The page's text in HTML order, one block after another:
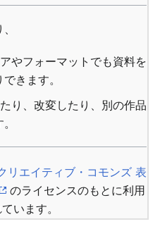
やフォーマットでも資料を
きます。
り、改変したり、別の作品
リエイティブ・コモンズ 表
のライセンスのもとに利用
います。